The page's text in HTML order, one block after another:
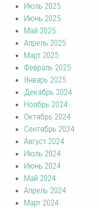
Июль 2025
Июнь 2025
Май 2025
Апрель 2025
Март 2025
Февраль 2025
Январь 2025
Декабрь 2024
Ноябрь 2024
Октябрь 2024
Сентябрь 2024
Август 2024
Июль 2024
Июнь 2024
Май 2024
Апрель 2024
Март 2024